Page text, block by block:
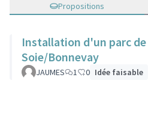
Propositions
Installation d'un parc
Soie/Bonnevay
JAUMES 1 0 Idée faisable